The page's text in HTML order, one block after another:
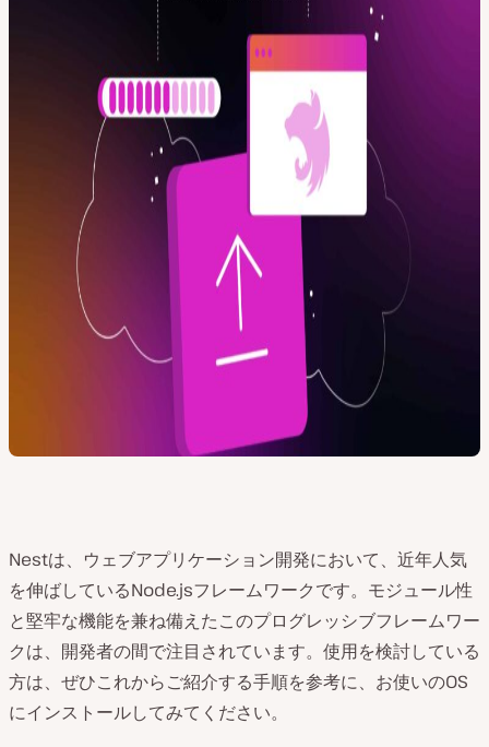
Nestは、ウェブアプリケーション開発において、近年人気
を伸ばしているNode.jsフレームワークです。モジュール性
と堅牢な機能を兼ね備えたこのプログレッシブフレームワー
クは、開発者の間で注目されています。使用を検討している
方は、ぜひこれからご紹介する手順を参考に、お使いのOS
にインストールしてみてください。